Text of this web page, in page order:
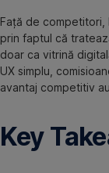
Față de competitori,
prin faptul că
doar ca vitrină
UX simplu,
avantaj competitiv
Key